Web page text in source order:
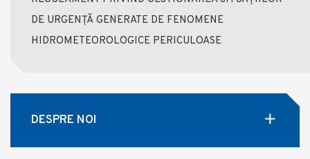
DE URGENȚĂ GENERATE DE FENOMENE
HIDROMETEOROLOGICE PERICULOASE
DESPRE NOI